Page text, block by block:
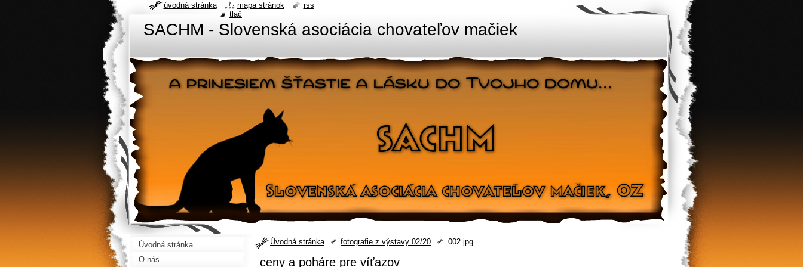
SACHM - Slovenská asociácia chovateľov mačiek
Úvodná stránka fotografie z výstavy 02/20 002.jpg
ceny a poháre pre víťazov
Úvodná stránka
O nás
úvodná stránka mapa stránok
rss
tlač